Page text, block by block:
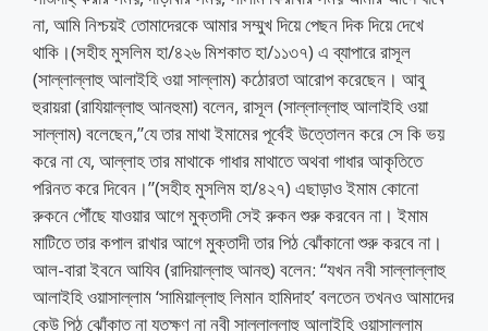
না, আমি নিশ্চয়ই তোমাদেরকে আমার সম্মুখ দিয়ে পেছন দিক দিয়ে দেখে
থাকি।(সহীহ মুসলিম হা/৪২৬ মিশকাত হা/১১৩৭) এ ব্যাপারে রাসূল
(সাল্লাল্লাহু আলাইহি ওয়া সাল্লাম) কঠোরতা আরোপ করেছেন। আবু
হুরায়রা (রাযিয়াল্লাহু আনহুমা) বলেন, রাসূল (সাল্লাল্লাহু আলাইহি ওয়া
সাল্লাম) বলেছেন,”যে তার মাথা ইমামের পূর্বেই উত্তোলন করে সে কি ভয়
করে না যে, আল্লাহ তার মাথাকে গাধার মাথাতে অথবা গাধার আকৃতিতে
পরিনত করে দিবেন।”(সহীহ মুসলিম হা/৪২৭) এছাড়াও ইমাম কোনো
রুকনে পৌঁছে যাওয়ার আগে মুক্তাদী সেই রুকন শুরু করবেন না। ইমাম
মাটিতে তার কপাল রাখার আগে মুক্তাদী তার পিঠ ঝোঁকানো শুরু করবে না।
আল-বারা ইবনে আযিব (রাদিয়াল্লাহু আনহু) বলেন: “যখন নবী সাল্লাল্লাহু
আলাইহি ওয়াসাল্লাম ‘সামিয়াল্লাহু লিমান হামিদাহ’ বলতেন তখনও আমাদের
কেউ পিঠ ঝোঁকাত না যতক্ষণ না নবী সাল্লাল্লাহু আলাইহি ওয়াসাল্লাম